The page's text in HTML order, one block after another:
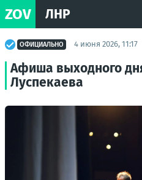
ZOV ЛНР
ОФИЦИАЛЬНО 4 июня 2026, 11:17
Афиша выходного
Луспекаева